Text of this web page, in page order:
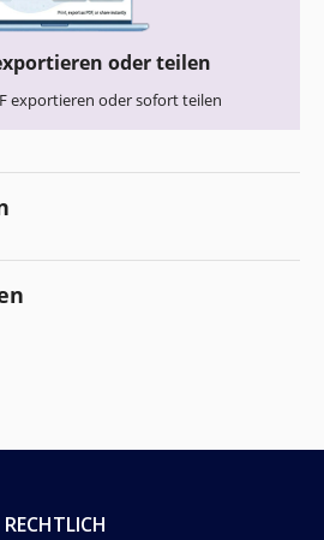
oder teilen
exportieren oder sofort teilen
RECHTLICH